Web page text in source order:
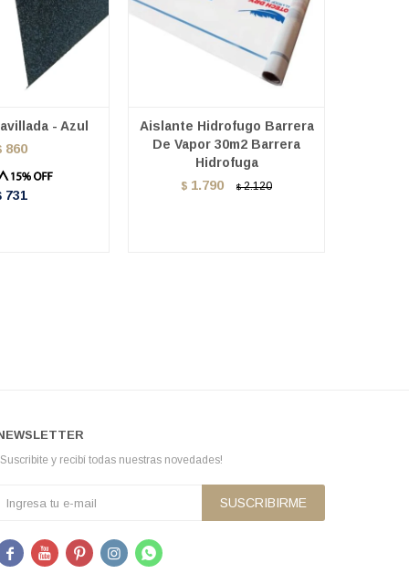
- Azul
860
731
Aislante Hidrofugo Barrera
De Vapor 30m2 Barrera
Hidrofuga
$ 1.790 $ 2.120
y recibí todas nuestras novedades!
SUSCRIBIRME
    